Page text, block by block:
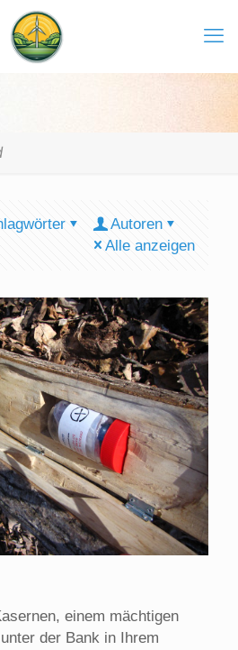
Autoren
Alle anzeigen
einem mächtigen
der Bank in Ihrem